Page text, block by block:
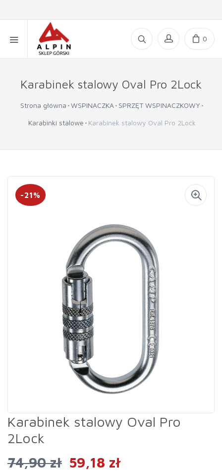
0
Karabinek stalowy Oval Pro 2Lock
Strona główna WSPINACZKA SPRZĘT WSPINACZKOWY
Karabinki stalowe Karabinek stalowy Oval Pro 2Lock
-21%
Karabinek stalowy Oval Pro
2Lock
74,90 zł 59,18 zł